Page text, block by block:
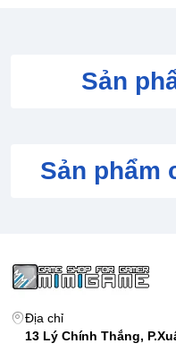
Sản
Sản phẩm
Địa chỉ
13 Lý Chính Thắng,